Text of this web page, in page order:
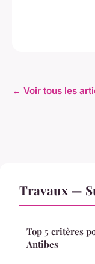
← Voir tous les
Travaux —
Top 5 critères
Antibes